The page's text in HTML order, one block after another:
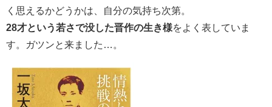
く思えるかどうかは、自分の気持ち次第。
28才という若さで没した晋作の生き様をよく表していま
す。ガツンと来ました…。